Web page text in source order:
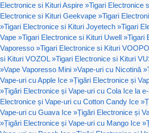
Electronice si Kituri Aspire »Tigari Electronice
Electronice si Kituri Geekvape »Tigari
»Tigari Electronice si Kituri Joyetech »Tigari
Vape »Tigari Electronice si Kituri Uwell »Tigari
Vaporesso »Tigari Electronice si Kituri
si Kituri VOZOL »Tigari Electronice si Kituri
»Vape Vaporesso Mini »Vape-uri cu Nicotină »
Vape-uri cu Apple Ice »Țigări Electronice și
»Țigări Electronice și Vape-uri cu Cola Ice la
Electronice și Vape-uri cu Cotton Candy Ice »
Vape-uri cu Guava Ice »Țigări Electronice și
»Țigări Electronice și Vape-uri cu Mango Ice »